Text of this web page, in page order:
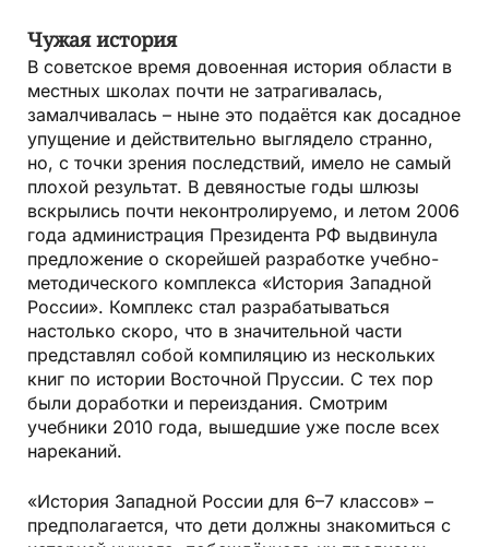
Чужая история
В советское время довоенная история области в
местных школах почти не затрагивалась,
замалчивалась – ныне это подаётся как досадное
упущение и действительно выглядело странно,
но, с точки зрения последствий, имело не самый
плохой результат. В девяностые годы шлюзы
вскрылись почти неконтролируемо, и летом 2006
года администрация Президента РФ выдвинула
предложение о скорейшей разработке учебно-
методического комплекса «История Западной
России». Комплекс стал разрабатываться
настолько скоро, что в значительной части
представлял собой компиляцию из нескольких
книг по истории Восточной Пруссии. С тех пор
были доработки и переиздания. Смотрим
учебники 2010 года, вышедшие уже после всех
нареканий.
«История Западной России для 6–7 классов» –
предполагается, что дети должны знакомиться с